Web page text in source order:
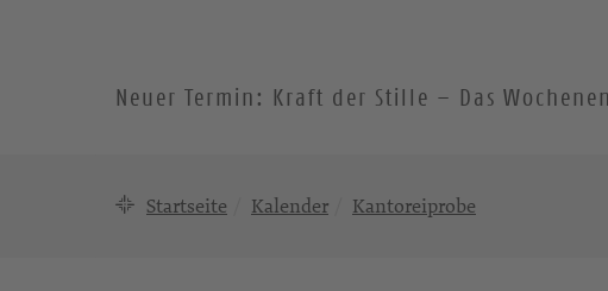
Neuer Termin: Kraft der Stille – Das
Startseite Kalender Kantoreiprobe